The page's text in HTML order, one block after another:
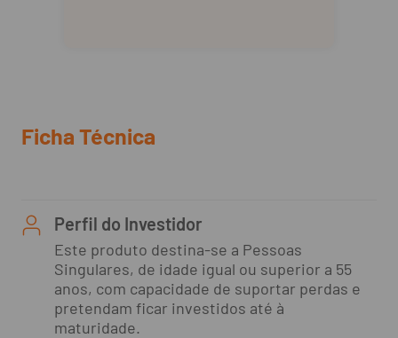
Ficha Técnica
Perfil do Investidor
Este produto destina-se a Pessoas
Singulares, de idade igual ou superior a 55
anos, com capacidade de suportar perdas e
pretendam ficar investidos até à
maturidade.